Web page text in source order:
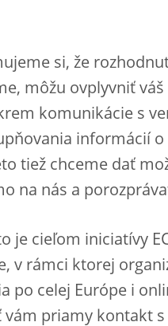
si, že
môžu ovplyvniť váš
komunikácie s
informácií o
tiež chceme dať
na nás a
je cieľom iniciatívy
v rámci ktorej
po celej Európe i
vám priamy kontakt